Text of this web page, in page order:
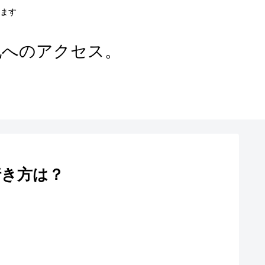
す
のアクセス。
方は？